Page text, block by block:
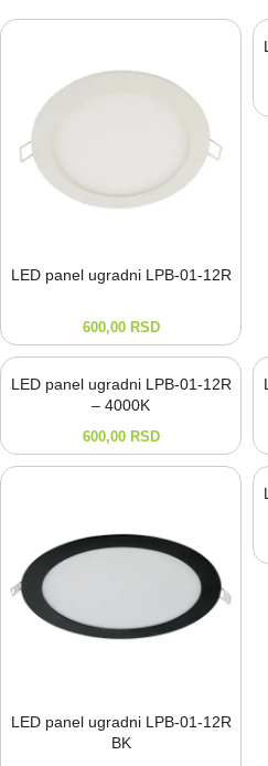
LED panel ugradni LPB-⁠01-⁠12R
600,00 RSD
LED panel ugradni LPB-01-12R
– 4000K
600,00 RSD
LED panel ugradni LPB-⁠01-⁠12R
BK